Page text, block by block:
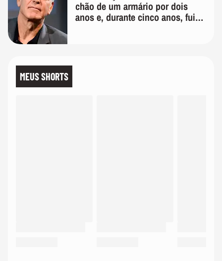
chão de um armário por dois
anos e, durante cinco anos, fui
MEUS SHORTS